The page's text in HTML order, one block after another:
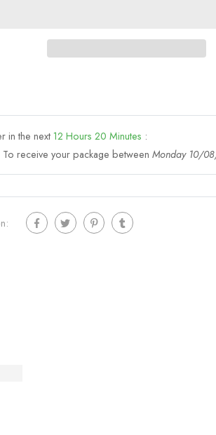
in the next 12 Hours 20 Minutes :
To receive your package betweenMonday 10/